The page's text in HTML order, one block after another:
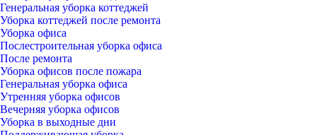
Генеральная уборка коттеджей
Уборка коттеджей после ремонта
Уборка офиса
Послестроительная уборка офиса
После ремонта
Уборка офисов после пожара
Генеральная уборка офиса
Утренняя уборка офисов
Вечерняя уборка офисов
Уборка в выходные дни